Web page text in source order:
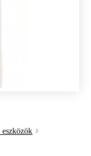
eszközök